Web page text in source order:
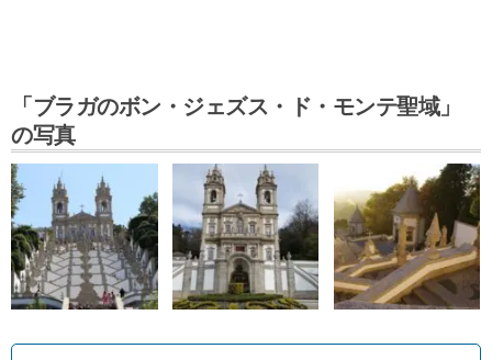
「ブラガのボン・ジェズス・ド・モンテ聖域」
の写真